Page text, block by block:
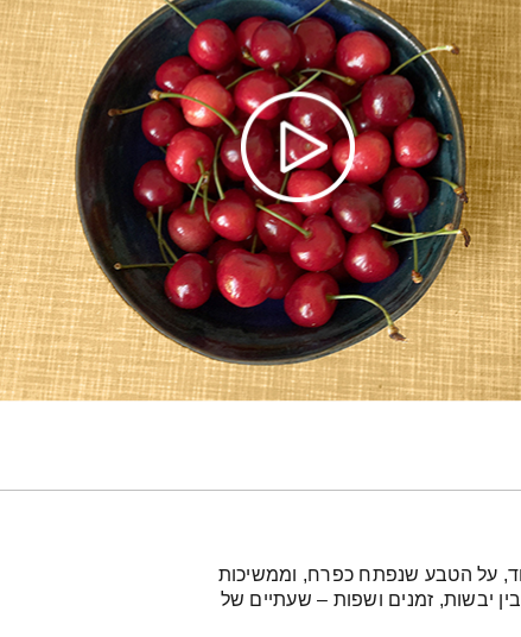
על הטבע שנפתח כפרח, וממשיכות
יבשות, זמנים ושפות – שעתיים של